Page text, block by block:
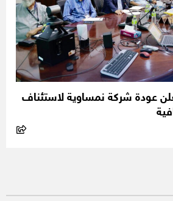
عودة شركة نمساوية لاستئناف